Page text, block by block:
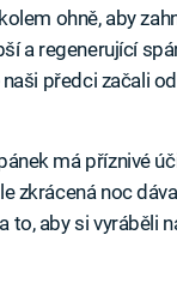
ohně, aby
a regenerující
předci začali
má příznivé
zkrácená noc
to, aby si vyráběli